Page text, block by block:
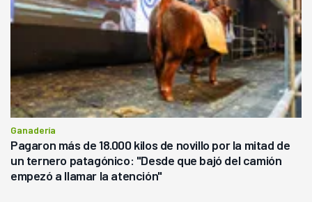
Ganadería
Pagaron más de 18.000 kilos de novillo por la mitad de
un ternero patagónico: "Desde que bajó del camión
empezó a llamar la atención"